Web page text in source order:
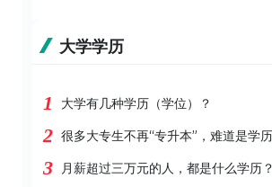
大学学历
1 大学有几种学历（学位）？
2 很多大专生不再“专升本”，难道是学
3 月薪超过三万元的人，都是什么学历